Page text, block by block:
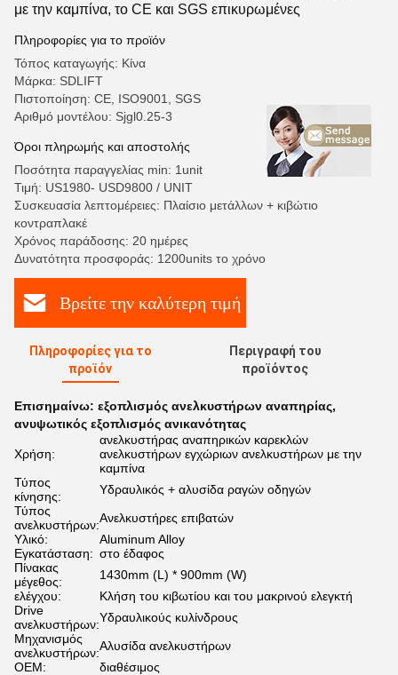
με την καμπίνα, το CE και SGS επικυρωμένες
Πληροφορίες για το προϊόν
Τόπος καταγωγής: Κίνα
Μάρκα: SDLIFT
Πιστοποίηση: CE, ISO9001, SGS
Αριθμό μοντέλου: Sjgl0.25-3
Όροι πληρωμής και αποστολής
Ποσότητα παραγγελίας min: 1unit
Τιμή: US1980- USD9800 / UNIT
Συσκευασία λεπτομέρειες: Πλαίσιο μετάλλων + κιβώτιο
κοντραπλακέ
Χρόνος παράδοσης: 20 ημέρες
Δυνατότητα προσφοράς: 1200units το χρόνο
Βρείτε την καλύτερη τιμή
Πληροφορίες για το
προϊόν
Περιγραφή του
προϊόντος
Επισημαίνω: εξοπλισμός ανελκυστήρων αναπηρίας,
ανυψωτικός εξοπλισμός ανικανότητας
Χρήση:
ανελκυστήρας αναπηρικών καρεκλών
ανελκυστήρων εγχώριων ανελκυστήρων με την
καμπίνα
Τύπος
κίνησης:
Υδραυλικός + αλυσίδα ραγών οδηγών
Τύπος
ανελκυστήρων:Ανελκυστήρες επιβατών
Υλικό:
Aluminum Alloy
Εγκατάσταση: στο έδαφος
Πίνακας
μέγεθος:
1430mm (L) * 900mm (W)
ελέγχου:
Κλήση του κιβωτίου και του μακρινού ελεγκτή
Drive
ανελκυστήρων:Υδραυλικούς κυλίνδρους
Μηχανισμός
ανελκυστήρων:Αλυσίδα ανελκυστήρων
OEM:
διαθέσιμος